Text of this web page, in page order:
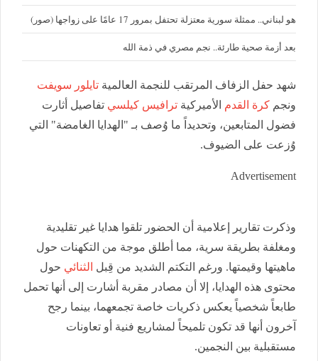
هو لبناني.. ممثلة سورية معتزلة تحتفل بمرور 17 عامًا على زواجها (صور)
بعد أزمة صحية طارئة.. نجم مصري في ذمة الله
شهد حفل الزفاف المرتقب للنجمة العالمية تايلور سويفت
ونجم كرة القدم الأميركية ترافيس كيلسي تفاصيل أثارت
فضول المتابعين، وتحديداً ما وُصف بـ "الهدايا الغامضة" التي
وُزعت على الضيوف.
Advertisement
وذكرت تقارير إعلامية أن الحضور تلقوا هدايا غير تقليدية
ومغلفة بطريقة سرية، مما أطلق موجة من التكهنات حول
ماهيتها وقيمتها. ورغم التكتم الشديد من قِبل الثنائي حول
محتوى هذه الهدايا، إلا أن مصادر مقربة أشارت إلى أنها تحمل
طابعاً شخصياً يعكس ذكريات خاصة تجمعهما، بينما رجح
آخرون أنها قد تكون تلميحاً لمشاريع فنية أو تعاونات
مستقبلية بين النجمين.